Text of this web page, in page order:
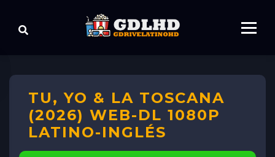
TU, YO & LA TOSCANA
(2026) WEB-DL 1080P
LATINO-INGLÉS